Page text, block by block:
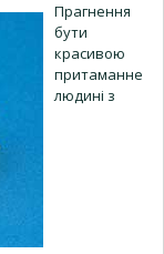
Прагнення
бути
красивою
притаманне
людині з